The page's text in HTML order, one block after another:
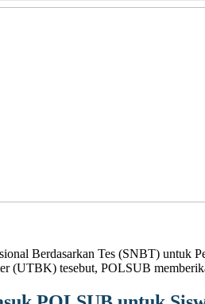
Berdasarkan Tes (SNBT) untuk
(UTBK) tesebut, POLSUB